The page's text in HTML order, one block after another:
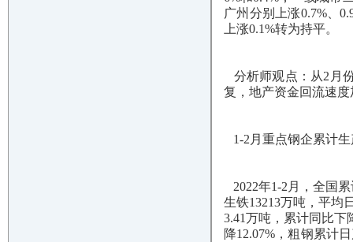
广州分别上涨0.7%、
上涨0.1%转为持平。
分析师观点：从2月
复，地产资金回流速
1-2月重点钢企累计生
2022年1-2月，全国
生铁13213万吨，平均
3.41万吨，累计同比下
降12.07%，粗钢累计